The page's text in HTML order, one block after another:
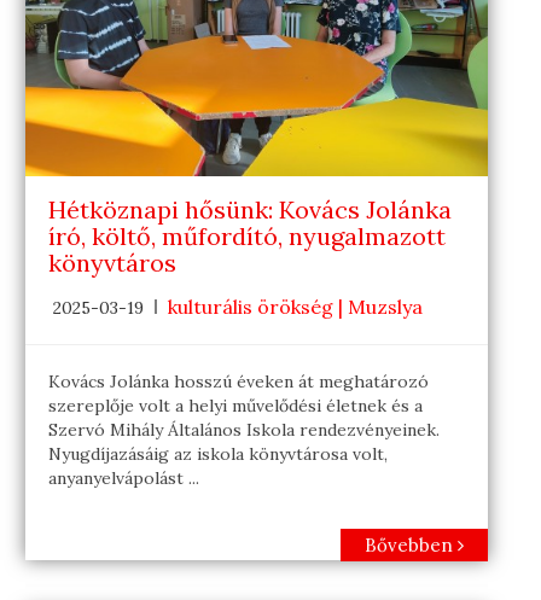
Hétköznapi hősünk: Kovács Jolánka
író, költő, műfordító, nyugalmazott
könyvtáros
2025-03-19 kulturális örökség | Muzslya
Kovács Jolánka hosszú éveken át meghatározó
szereplője volt a helyi művelődési életnek és a
Szervó Mihály Általános Iskola rendezvényeinek.
Nyugdíjazásáig az iskola könyvtárosa volt,
anyanyelvápolást ...
Bővebben